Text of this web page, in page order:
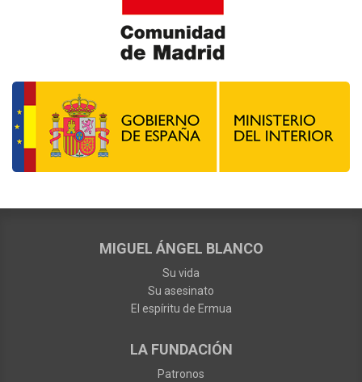
MIGUEL ÁNGEL BLANCO
Su vida
Su asesinato
El espíritu de Ermua
LA FUNDACIÓN
Patronos